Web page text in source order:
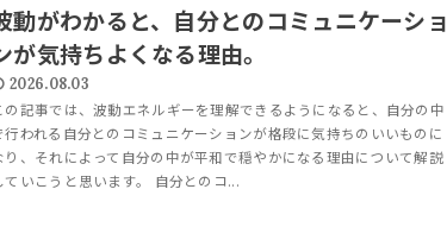
動がわかると、自分とのコミュニケーショ
が気持ちよくなる理由。
2026.08.03
の記事では、波動エネルギーを理解できるようになると、自分の中
行われる自分とのコミュニケーションが格段に気持ちのいいものに
り、それによって自分の中が平和で穏やかになる理由について解説
ていこうと思います。 自分とのコ...